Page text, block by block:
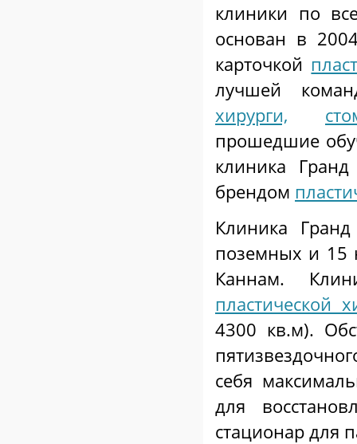
клиники по
основан в
карточкой
лучшей
хирурги,
прошедшие
клиника
брендом
Клиника
поземных и 15
Каннам.
пластической
4300 кв.м).
себя
для
стационар для